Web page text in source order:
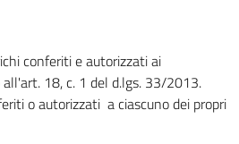
conferiti e autorizzati ai
18, c. 1 del d.lgs. 33/2013.
o autorizzati a ciascuno dei propri